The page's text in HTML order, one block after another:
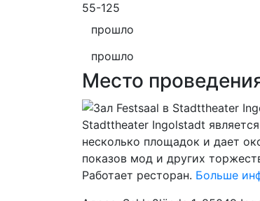
55-125
прошло
прошло
Место
Stadttheater Ingolstadt
несколько площадок и дает
показов мод и других
Работает ресторан. Больше